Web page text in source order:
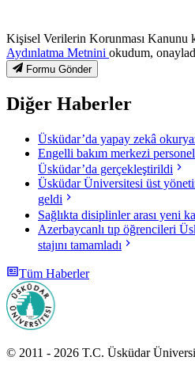
Kişisel Verilerin Korunması Kanunu
Aydınlatma Metnini okudum,
Formu Gönder
Diğer Haberler
Üsküdar’da yapay zekâ
Engelli bakım merkezi
Üsküdar’da gerçekleştirildi
Üsküdar Üniversitesi üst
geldi
Sağlıkta disiplinler arası yeni
Azerbaycanlı tıp öğrencileri
stajını tamamladı
Tüm Haberler
© 2011 - 2026 T.C. Üsküdar